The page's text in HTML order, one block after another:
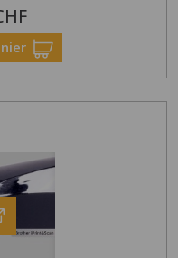
Exclusivité Web !